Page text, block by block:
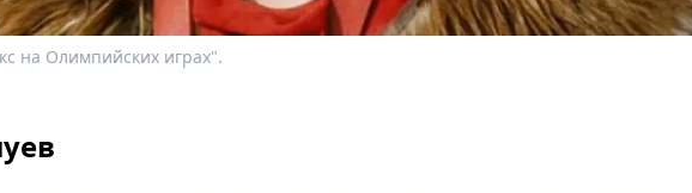
на Олимпийских играх".